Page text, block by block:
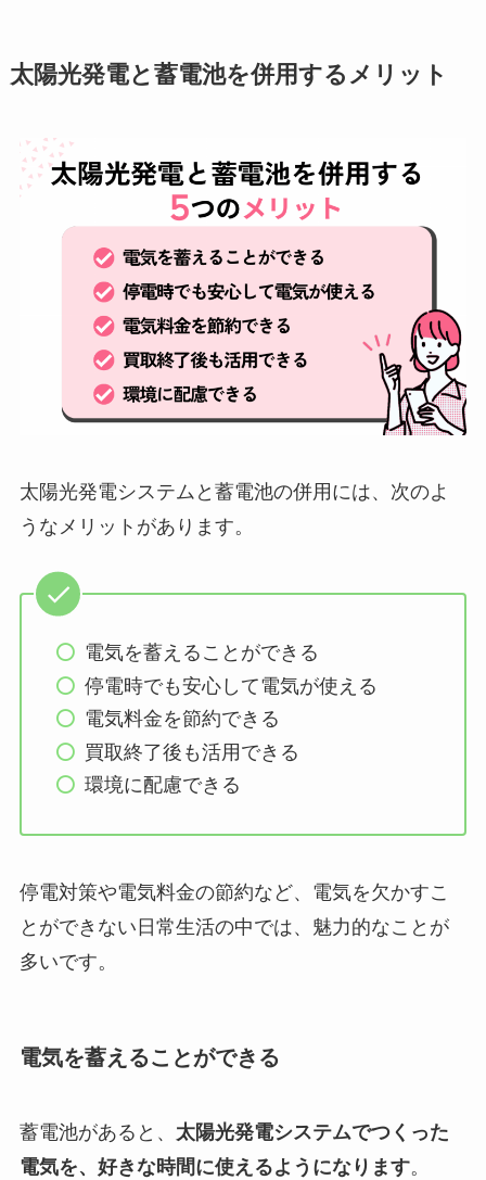
太陽光発電と蓄電池を併用するメリット
太陽光発電システムと蓄電池の併用には、次のよ
うなメリットがあります。
電気を蓄えることができる
停電時でも安心して電気が使える
電気料金を節約できる
買取終了後も活用できる
環境に配慮できる
停電対策や電気料金の節約など、電気を欠かすこ
とができない日常生活の中では、魅力的なことが
多いです。
電気を蓄えることができる
蓄電池があると、 太陽光発電システムでつくった
電気を、好きな時間に使えるようになります。